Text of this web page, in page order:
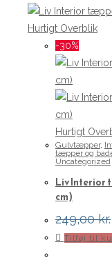
Hurtigt Overblik
-30%
Hurtigt
Gulvtæpper,
tæpper og
Uncategorized
Liv Interior
cm)
249,00kr.
Tilføj til